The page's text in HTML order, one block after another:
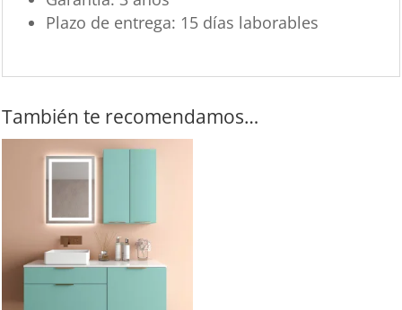
Plazo de entrega: 15 días laborables
También te recomendamos…